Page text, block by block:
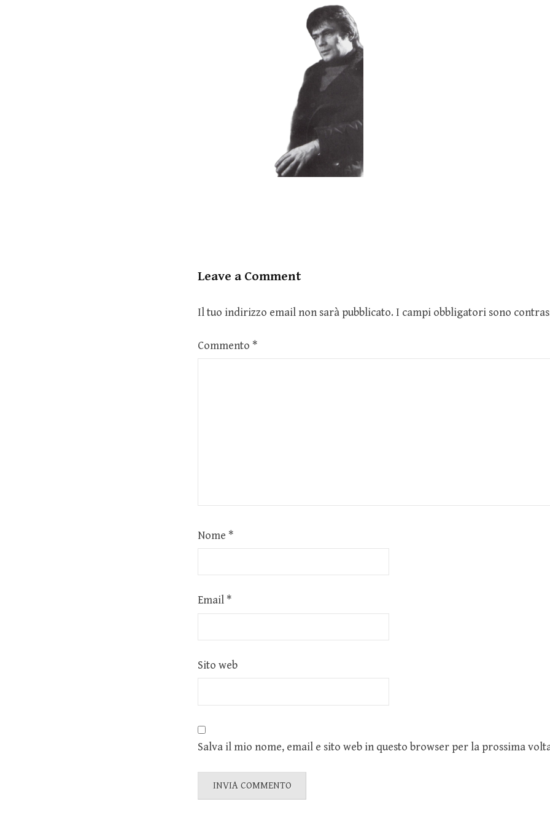
Leave a Comment
Il tuo indirizzo email non sarà pubblicato. I campi obbligatori sono
Commento *
Nome *
Email *
Sito web
Salva il mio nome, email e sito web in questo browser per la prossima